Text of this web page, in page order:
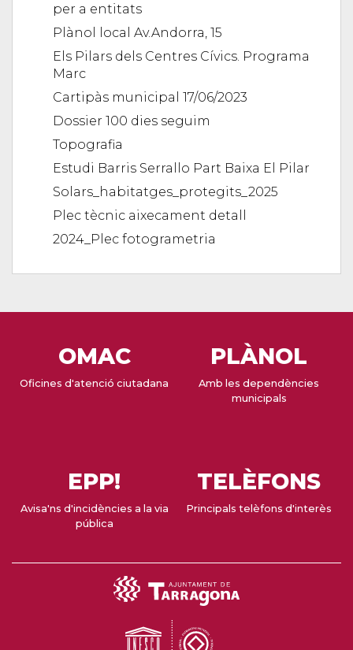
per a entitats
Plànol local Av.Andorra, 15
Els Pilars dels Centres Cívics. Programa
Marc
Cartipàs municipal 17/06/2023
Dossier 100 dies seguim
Topografia
Estudi Barris Serrallo Part Baixa El Pilar
Solars_habitatges_protegits_2025
Plec tècnic aixecament detall
2024_Plec fotogrametria
OMAC
Oficines d'atenció ciutadana
PLÀNOL
Amb les dependències
municipals
EPP!
Avisa'ns d'incidències a la via
pública
TELÈFONS
Principals telèfons d'interès